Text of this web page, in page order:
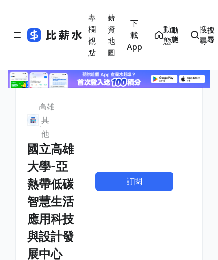
專
欄
觀
點
薪
資
地
圖
下
載
App
動
態
動
態
搜
尋
搜
尋
高雄
其
他
國立高雄
大學-亞
熱帶低碳
智慧生活
應用科技
與設計發
展中心
訂閱